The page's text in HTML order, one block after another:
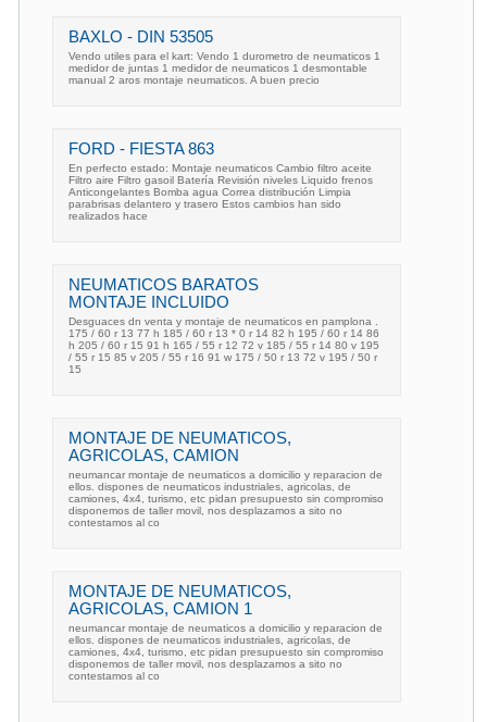
BAXLO - DIN 53505
Vendo utiles para el kart: Vendo 1 durometro de neumaticos 1
medidor de juntas 1 medidor de neumaticos 1 desmontable
manual 2 aros montaje neumaticos. A buen precio
FORD - FIESTA 863
En perfecto estado: Montaje neumaticos Cambio filtro aceite
Filtro aire Filtro gasoil Batería Revisión niveles Liquido frenos
Anticongelantes Bomba agua Correa distribución Limpia
parabrisas delantero y trasero Estos cambios han sido
realizados hace
NEUMATICOS BARATOS
MONTAJE INCLUIDO
Desguaces dn venta y montaje de neumaticos en pamplona .
175 / 60 r 13 77 h 185 / 60 r 13 * 0 r 14 82 h 195 / 60 r 14 86
h 205 / 60 r 15 91 h 165 / 55 r 12 72 v 185 / 55 r 14 80 v 195
/ 55 r 15 85 v 205 / 55 r 16 91 w 175 / 50 r 13 72 v 195 / 50 r
15
MONTAJE DE NEUMATICOS,
AGRICOLAS, CAMION
neumancar montaje de neumaticos a domicilio y reparacion de
ellos. dispones de neumaticos industriales, agricolas, de
camiones, 4x4, turismo, etc pidan presupuesto sin compromiso
disponemos de taller movil, nos desplazamos a sito no
contestamos al co
MONTAJE DE NEUMATICOS,
AGRICOLAS, CAMION 1
neumancar montaje de neumaticos a domicilio y reparacion de
ellos. dispones de neumaticos industriales, agricolas, de
camiones, 4x4, turismo, etc pidan presupuesto sin compromiso
disponemos de taller movil, nos desplazamos a sito no
contestamos al co